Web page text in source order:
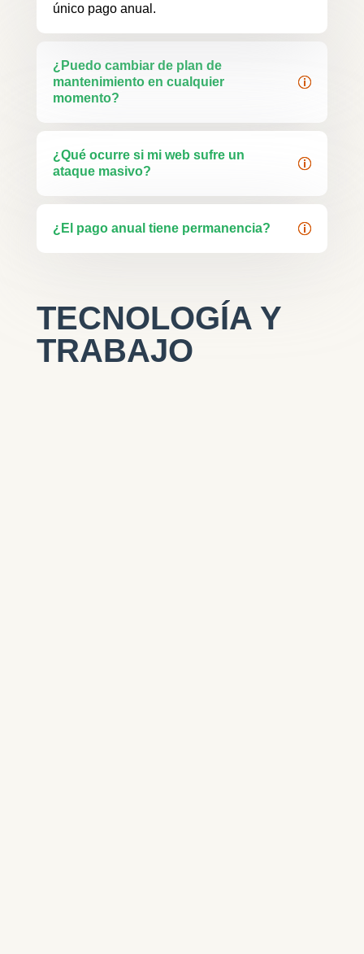
único pago anual.
¿Puedo cambiar de plan de
mantenimiento en cualquier
momento?
¿Qué ocurre si mi web sufre un
ataque masivo?
¿El pago anual tiene permanencia?
TECNOLOGÍA Y
TRABAJO